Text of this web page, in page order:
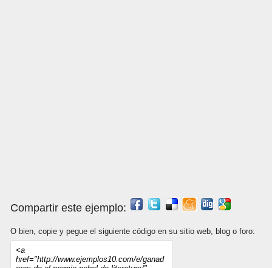
Compartir este ejemplo:
O bien, copie y pegue el siguiente código en su sitio web, blog o foro: